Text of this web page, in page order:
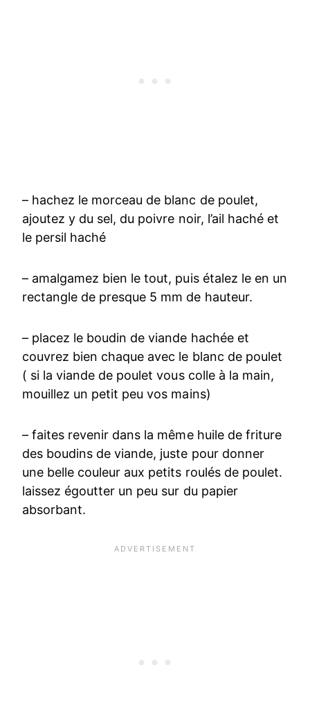
– hachez le morceau de blanc de poulet,
ajoutez y du sel, du poivre noir, l’ail haché et
le persil haché
– amalgamez bien le tout, puis étalez le en un
rectangle de presque 5 mm de hauteur.
– placez le boudin de viande hachée et
couvrez bien chaque avec le blanc de poulet
( si la viande de poulet vous colle à la main,
mouillez un petit peu vos mains)
– faites revenir dans la même huile de friture
des boudins de viande, juste pour donner
une belle couleur aux petits roulés de poulet.
laissez égoutter un peu sur du papier
absorbant.